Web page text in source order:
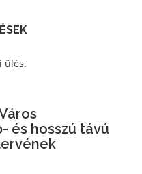
ülés.
és hosszú távú